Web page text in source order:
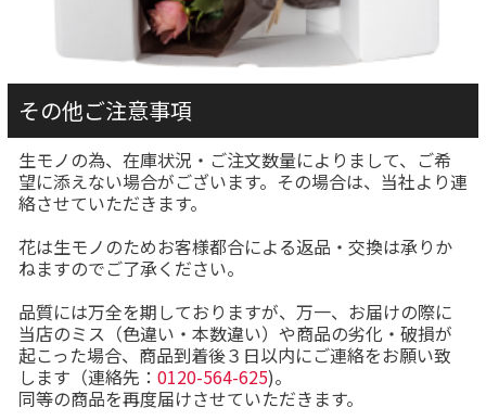
その他ご注意事項
生モノの為、在庫状況・ご注文数量によりまして、ご希
望に添えない場合がございます。その場合は、当社より連
絡させていただきます。
花は生モノのためお客様都合による返品・交換は承りか
ねますのでご了承ください。
品質には万全を期しておりますが、万一、お届けの際に
当店のミス（色違い・本数違い）や商品の劣化・破損が
起こった場合、商品到着後３日以内にご連絡をお願い致
します（連絡先： 0120-564-625)。
同等の商品を再度届けさせていただきます。